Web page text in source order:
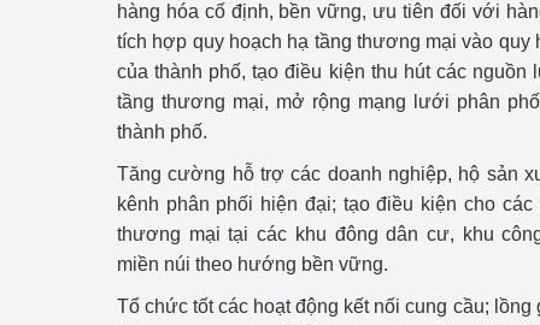
hàng hóa cố định, bền vững, ưu tiên đối với
tích hợp quy hoạch hạ tầng thương mại vào quy
của thành phố, tạo điều kiện thu hút các nguồn
tầng thương mại, mở rộng mạng lưới phân
thành phố.
Tăng cường hỗ trợ các doanh nghiệp, hộ sản
kênh phân phối hiện đại; tạo điều kiện cho
thương mại tại các khu đông dân cư, khu
miền núi theo hướng bền vững.
Tổ chức tốt các hoạt động kết nối cung cầu;